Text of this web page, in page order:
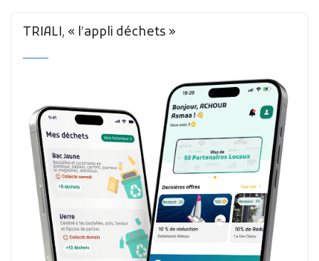
TRIALI, « l’appli déchets »